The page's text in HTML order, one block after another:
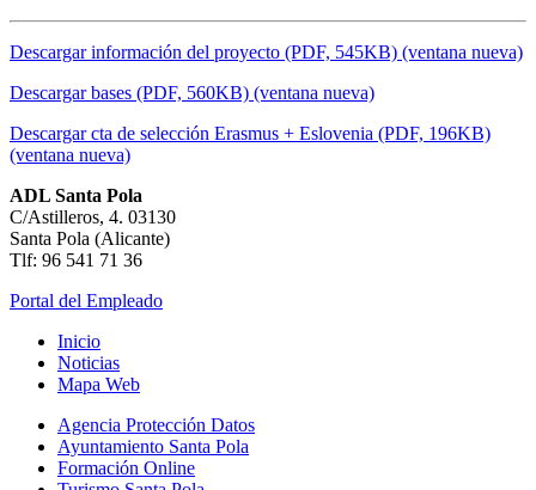
Descargar información del proyecto (PDF, 545KB) (ventana nueva)
Descargar bases (PDF, 560KB) (ventana nueva)
Descargar cta de selección Erasmus + Eslovenia (PDF, 196KB)
(ventana nueva)
ADL Santa Pola
C/Astilleros, 4. 03130
Santa Pola (Alicante)
Tlf: 96 541 71 36
Portal del Empleado
Inicio
Noticias
Mapa Web
Agencia Protección Datos
Ayuntamiento Santa Pola
Formación Online